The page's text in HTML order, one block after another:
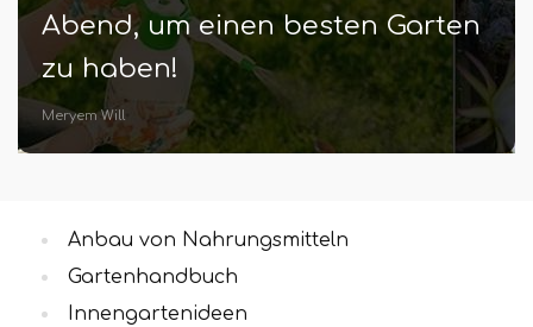
Küchengartens, den jeder
Anfänger wissen sollte!
Amira Crews
Anbau von Nahrungsmitteln
Gartenhandbuch
Innengartenideen